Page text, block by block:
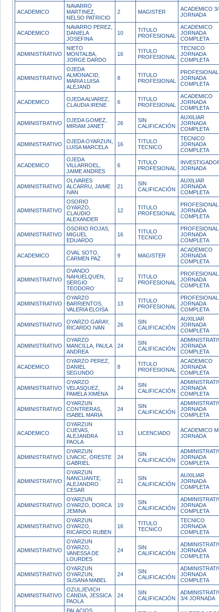
ACADEMICO
NAVARRO
MARTINEZ,
NELSO PATRICIO
2 MAGISTER
ACADEMICO
JORNADA
ACADEMICO
NAVARRO PEREZ,
DANIELA
JOSEFINA
10
TITULO
PROFESIONAL
ACADEMICO
JORNADA
COMPLETA
ADMINISTRATIVO
NIETO
MONTALBA,
JORGE DARDO
16
TITULO
PROFESIONAL
TECNICO
JORNADA
COMPLETA
ADMINISTRATIVO
OJEDA
ALMONACID,
MARIA LUISA
ALEJAND
8
TITULO
PROFESIONAL
PROFESIONAL
JORNADA
COMPLETA
ACADEMICO
OJEDA ALVAREZ,
CLAUDIA IRENE
6
TITULO
PROFESIONAL
ACADEMICO
JORNADA
COMPLETA
ADMINISTRATIVO
OJEDA GOMEZ,
MIRIAM JANET
26
SIN
CALIFICACIÓN
AUXILIAR
JORNADA
COMPLETA
ADMINISTRATIVO
OJEDA OYARZUN,
LUISA MARCELA
16
TITULO
TECNICO
TECNICO
JORNADA
COMPLETA
ACADEMICO
OJEDA
VILLARROEL,
JAIME ANDRES
6
TITULO
PROFESIONAL
JORNADA
ADMINISTRATIVO
OLIVARES
ALCARRU, JAIME
IVAN
21
SIN
CALIFICACIÓN
AUXILIAR
JORNADA
COMPLETA
ADMINISTRATIVO
OSORIO
OYARZO,
CLAUDIO
ALEXANDER
12
TITULO
PROFESIONAL
PROFESIONAL
JORNADA
COMPLETA
ADMINISTRATIVO
OSORIO ROJAS,
MIGUEL
EDUARDO
16
TITULO
TECNICO
PROFESIONAL
JORNADA
COMPLETA
ACADEMICO
OVAL SOTO,
CARMEN PAZ
9 MAGISTER
ACADEMICO
JORNADA
COMPLETA
ADMINISTRATIVO
OVANDO
NAHUELQUEN,
SERGIO
TEODORO
12
TITULO
PROFESIONAL
PROFESIONAL
JORNADA
COMPLETA
ADMINISTRATIVO
OYARZO
BARRIENTOS,
VALERIA ELOISA
13
TITULO
PROFESIONAL
PROFESIONAL
JORNADA
COMPLETA
ADMINISTRATIVO
OYARZO GARAY,
RICARDO IVAN
26
SIN
CALIFICACIÓN
AUXILIAR
JORNADA
COMPLETA
ADMINISTRATIVO
OYARZO
MANCILLA, PAULA
ANDREA
24
SIN
CALIFICACIÓN
JORNADA
COMPLETA
ACADEMICO
OYARZO PEREZ,
DANIEL
SEGUNDO
8
TITULO
PROFESIONAL
ACADEMICO
JORNADA
COMPLETA
ADMINISTRATIVO
OYARZO
VELASQUEZ,
PAMELA XIMENA
24
SIN
CALIFICACIÓN
JORNADA
COMPLETA
ADMINISTRATIVO
OYARZUN
CONTRERAS,
ISABEL MARIA
24
SIN
CALIFICACIÓN
JORNADA
COMPLETA
ACADEMICO
OYARZUN
CUEVAS,
ALEJANDRA
PAOLA
13 LICENCIADO
ACADEMICO
JORNADA
ADMINISTRATIVO
OYARZUN
LIVACIC, ORESTE
GABRIEL
24
SIN
CALIFICACIÓN
JORNADA
COMPLETA
ADMINISTRATIVO
OYARZUN
NANCUANTE,
ALEJANDRO
CESAR
21
SIN
CALIFICACIÓN
AUXILIAR
JORNADA
COMPLETA
ADMINISTRATIVO
OYARZUN
OYARZO, DORCA
JEMINA
19
SIN
CALIFICACIÓN
JORNADA
COMPLETA
ADMINISTRATIVO
OYARZUN
OYARZO,
RICARDO RUBEN
16
TITULO
TECNICO
TECNICO
JORNADA
COMPLETA
ADMINISTRATIVO
OYARZUN
OYARZO,
VANESSA DE
LOURDES
24
SIN
CALIFICACIÓN
JORNADA
COMPLETA
ADMINISTRATIVO
OYARZUN
OYARZUN,
SUSANA MABEL
24
SIN
CALIFICACIÓN
JORNADA
COMPLETA
ADMINISTRATIVO
OZULJEVICH
CANDIA, JESSICA
PAOLA
24
SIN
CALIFICACIÓN
3/4 JORNADA
PALACIOS